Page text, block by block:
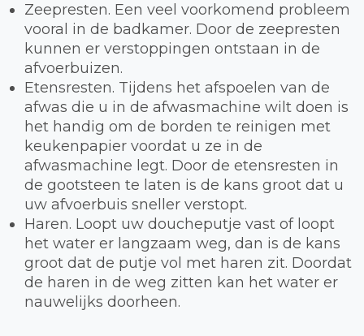
Zeepresten. Een veel voorkomend probleem
vooral in de badkamer. Door de zeepresten
kunnen er verstoppingen ontstaan in de
afvoerbuizen.
Etensresten. Tijdens het afspoelen van de
afwas die u in de afwasmachine wilt doen is
het handig om de borden te reinigen met
keukenpapier voordat u ze in de
afwasmachine legt. Door de etensresten in
de gootsteen te laten is de kans groot dat u
uw afvoerbuis sneller verstopt.
Haren. Loopt uw doucheputje vast of loopt
het water er langzaam weg, dan is de kans
groot dat de putje vol met haren zit. Doordat
de haren in de weg zitten kan het water er
nauwelijks doorheen.